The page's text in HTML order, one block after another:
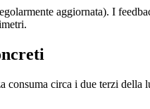
aggiornata). I
circa i due terzi